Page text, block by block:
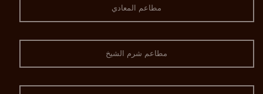
مطاعم المعادي
مطاعم شرم الشيخ